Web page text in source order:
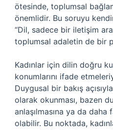
ötesinde, toplumsal
önemlidir. Bu soruyu
“Dil, sadece bir iletişim
toplumsal adaletin de bir
Kadınlar için dilin doğru
konumlarını ifade
Duygusal bir bakış
olarak okunması, bazen
anlaşılmasına ya da daha
olabilir. Bu noktada,